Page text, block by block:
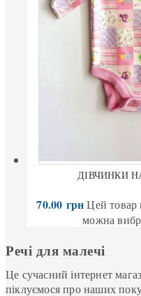
ДІВЧИНКИ
70.00 грн Цей товар
можна
Речі для малечі
Це сучасний інтернет
піклуємося про наших